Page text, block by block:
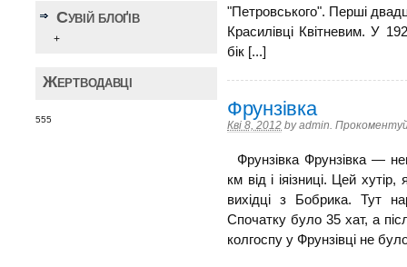
Сувій блоґів
+
Жертводавці
555
"Петровського". Перші
Красилівці Квітневим. У
бік [...]
Фрунзівка
Кві 8, 2012 byadmin.
Фрунзівка Фрунзівка —
км від і іяізниці. Цей
вихідці з Бобрика. Тут
Спочатку було 35 хат, а
колгоспу у Фрунзівці не